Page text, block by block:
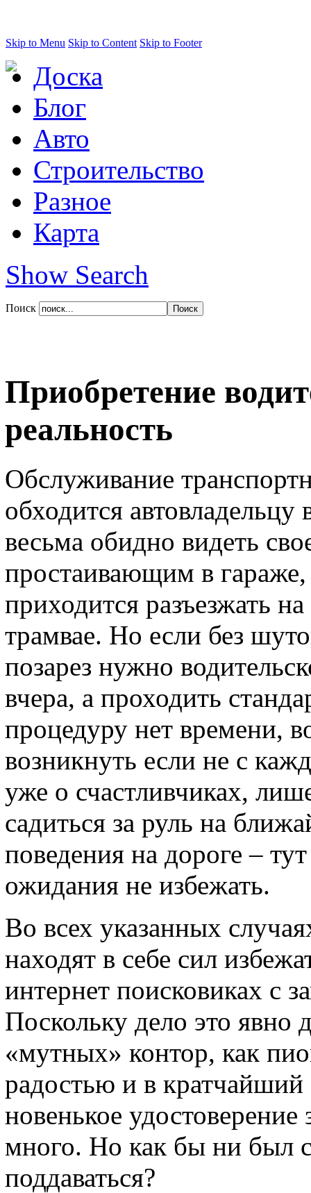
Skip to Menu Skip to Content Skip to Footer
Доска
Блог
Авто
Строительство
Разное
Карта
Show Search
Поиск
Приобретение
реальность
Обслуживание
обходится
весьма обидно видеть
простаивающим в гараже,
приходится разъезжать
трамвае. Но если без
позарез нужно
вчера, а проходить
процедуру нет времени,
возникнуть если не с
уже о счастливчиках,
садиться за руль на
поведения на дороге –
ожидания не избежать.
Во всех указанных
находят в себе сил
интернет поисковиках с
Поскольку дело это явно
«мутных» контор, как
радостью и в кратчайший
новенькое
много. Но как бы ни был
поддаваться?